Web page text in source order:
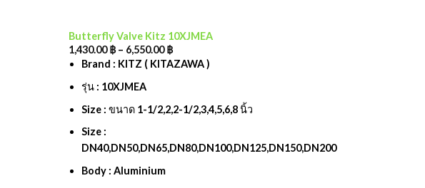
Butterfly Valve Kitz 10XJMEA
1,430.00฿– 6,550.00฿
Brand : KITZ ( KITAZAWA )
รุ่น : 10XJMEA
Size : ขนาด 1-1/2,2,2-1/2,3,4,5,6,8 นิ้ว
Size :
DN40,DN50,DN65,DN80,DN100,DN125,DN150,DN200
Body : Aluminium